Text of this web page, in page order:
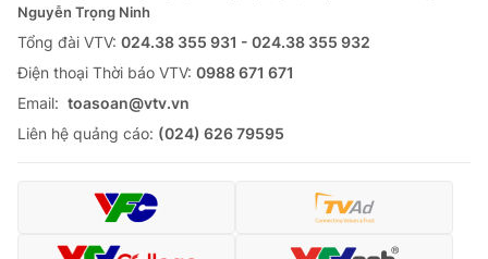
Nguyễn Trọng Ninh
Tổng đài VTV: 024.38 355 931 - 024.38 355 932
Ðiện thoại Thời báo VTV: 0988 671 671
Email: toasoan@vtv.vn
Liên hệ quảng cáo: (024) 626 79595